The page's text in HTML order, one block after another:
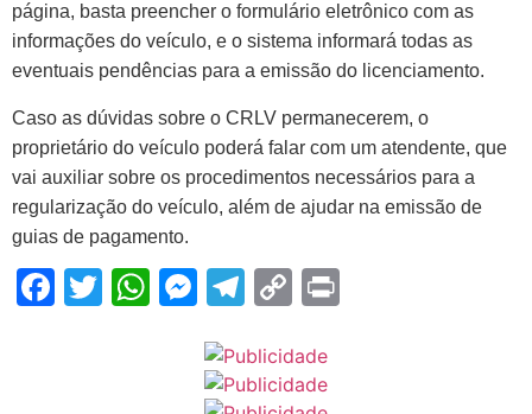
página, basta preencher o formulário eletrônico com as
informações do veículo, e o sistema informará todas as
eventuais pendências para a emissão do licenciamento.
Caso as dúvidas sobre o CRLV permanecerem, o
proprietário do veículo poderá falar com um atendente, que
vai auxiliar sobre os procedimentos necessários para a
regularização do veículo, além de ajudar na emissão de
guias de pagamento.
Facebook
Twitter
WhatsApp
Messenger
Telegram
Copy